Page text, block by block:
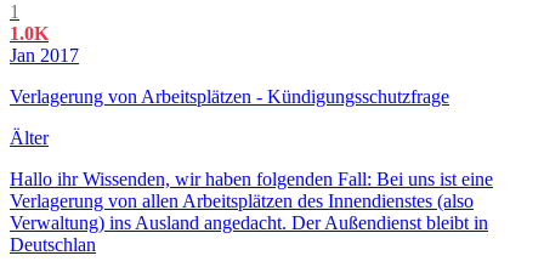
1
1.0K
Jan 2017
Verlagerung von Arbeitsplätzen - Kündigungsschutzfrage
Älter
Hallo ihr Wissenden, wir haben folgenden Fall: Bei uns ist eine
Verlagerung von allen Arbeitsplätzen des Innendienstes (also
Verwaltung) ins Ausland angedacht. Der Außendienst bleibt in
Deutschlan